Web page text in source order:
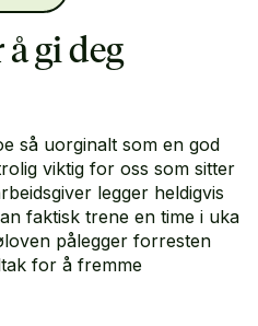
gi deg
så uorginalt som en god
viktig for oss som sitter
legger heldigvis
faktisk trene en time i uka
pålegger forresten
for å fremme